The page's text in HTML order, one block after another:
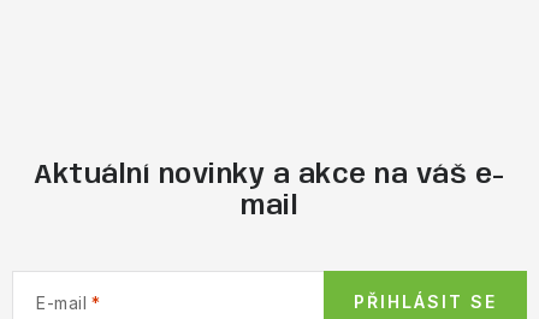
Aktuální novinky a akce na váš e-
mail
E-mail PŘIHLÁSIT SE